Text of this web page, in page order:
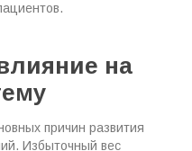
на
причин развития
Избыточный вес